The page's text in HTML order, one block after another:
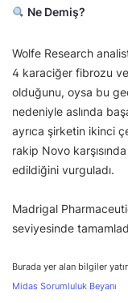
Ne Demiş?
Wolfe Research
4 karaciğer fibrozu
olduğunu, oysa bu
nedeniyle aslında
ayrıca şirketin ikinci
rakip Novo
edildiğini vurguladı.
Madrigal
seviyesinde
Burada yer alan bilgiler
Midas Sorumluluk Beyanı